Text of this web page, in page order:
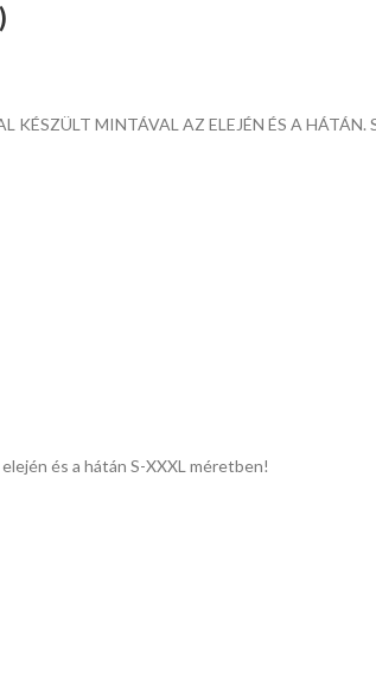
MINTÁVAL AZ ELEJÉN ÉS A HÁTÁN.
és a hátán S-XXXL méretben!